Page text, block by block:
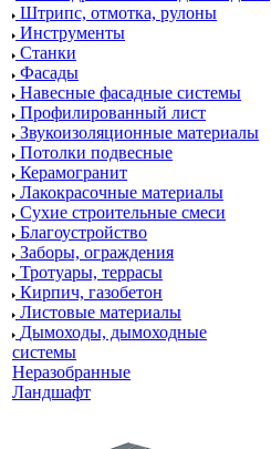
Штрипс, отмотка, рулоны
Инструменты
Станки
Фасады
Навесные фасадные системы
Профилированный лист
Звукоизоляционные материалы
Потолки подвесные
Керамогранит
Лакокрасочные материалы
Сухие строительные смеси
Благоустройство
Заборы, ограждения
Тротуары, террасы
Кирпич, газобетон
Листовые материалы
Дымоходы, дымоходные
системы
Неразобранные
Ландшафт